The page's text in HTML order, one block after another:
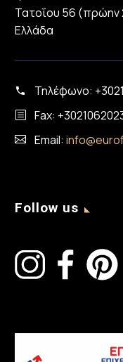
Τατοΐου 56 (πρώην
Ελλάδα
Τηλέφωνο:
Fax:
Email:
Follow us